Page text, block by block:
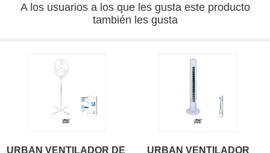
A los usuarios a los que les gusta este producto
también les gusta
URBAN VENTILADOR DE URBAN VENTILADOR